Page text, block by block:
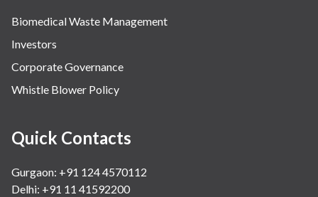
Biomedical Waste Management
Investors
Corporate Governance
Whistle Blower Policy
Quick Contacts
Gurgaon: +91 124 4570112
Delhi: +91 11 41592200